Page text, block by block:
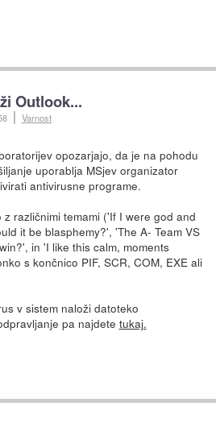
Outlook...
Varnost
opozarjajo, da je na pohodu
uporablja MSjev organizator
antivirusne programe.
različnimi temami ('If I were god and
it be blasphemy?', 'The A- Team VS
in 'I like this calm, moments
s končnico PIF, SCR, COM, EXE ali
v sistem naloži datoteko
pa najdete tukaj.